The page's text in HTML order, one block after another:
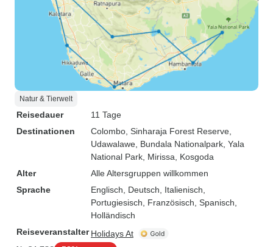
Natur & Tierwelt
Reisedauer
11 Tage
Destinationen
Colombo , Sinharaja Forest Reserve
Udawalawe , Bundala Nationalpark , Yala
National Park , Mirissa , Kosgoda
Alter
Alle Altersgruppen willkommen
Sprache
Englisch, Deutsch, Italienisch,
Portugiesisch, Französisch, Spanisch,
Holländisch
Reiseveranstalter Holidays At